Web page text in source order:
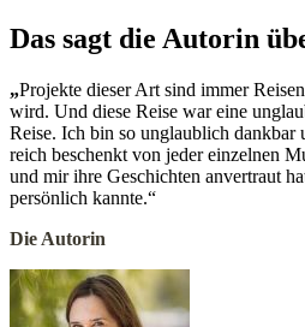
Das sagt die Autorin
„Projekte dieser Art sind immer
wird. Und diese Reise war eine
Reise. Ich bin so unglaublich dankbar
reich beschenkt von jeder einzelnen
und mir ihre Geschichten anvertraut
persönlich kannte.“
Die Autorin